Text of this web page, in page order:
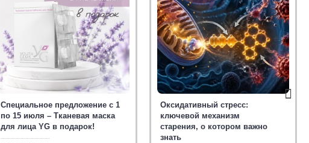
Специальное предложение с 1
по 15 июля – Тканевая маска
для лица YG в подарок!
Оксидативный стресс:
ключевой механизм
старения, о котором важно
знать